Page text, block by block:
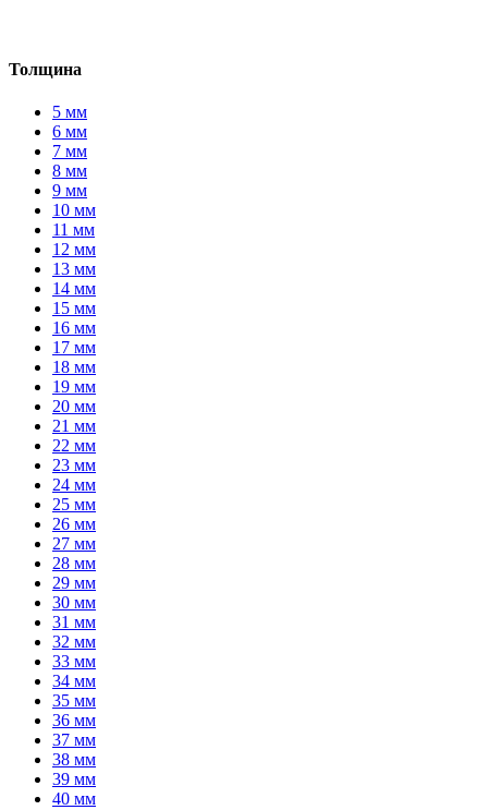
Толщина
5 мм
6 мм
7 мм
8 мм
9 мм
10 мм
11 мм
12 мм
13 мм
14 мм
15 мм
16 мм
17 мм
18 мм
19 мм
20 мм
21 мм
22 мм
23 мм
24 мм
25 мм
26 мм
27 мм
28 мм
29 мм
30 мм
31 мм
32 мм
33 мм
34 мм
35 мм
36 мм
37 мм
38 мм
39 мм
40 мм